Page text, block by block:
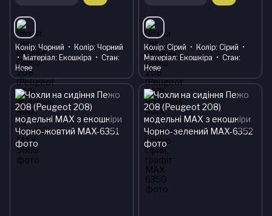
Колір Чорний Колір Чорний
Матеріал Екошкіра
Стан
Нове
Колір Сірий Колір Сірий
Матеріал Екошкіра
Стан
Нове